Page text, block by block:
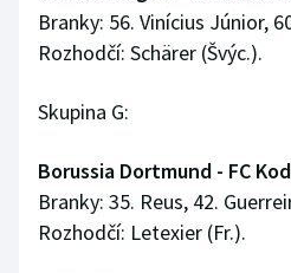
Branky: 56. Vinícius Júnior,
Rozhodčí: Schärer (Švýc.).
Skupina G:
Borussia Dortmund - FC
Branky: 35. Reus, 42.
Rozhodčí: Letexier (Fr.).